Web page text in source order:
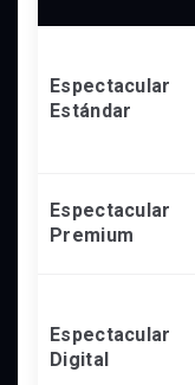
Espectacular
Estándar
Espectacular
Premium
Espectacular
Digital